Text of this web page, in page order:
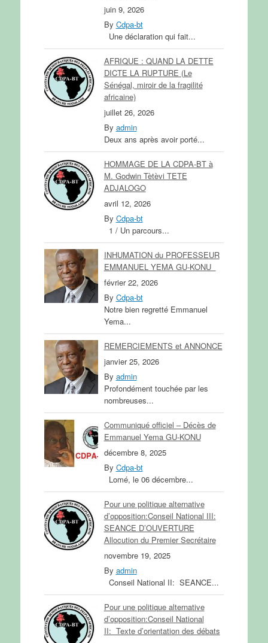
juin 9, 2026
By Cdpa-bt
Une déclaration qui fait...
AFRIQUE : QUAND LA DETTE
DICTE LA RUPTURE (Le
Sénégal, miroir de la fragilité
africaine)
juillet 26, 2026
By admin
Deux ans après avoir porté...
HOMMAGE DE LA CDPA-BT à
M. Godwin Tètèvi TETE
ADJALOGO
avril 12, 2026
By Cdpa-bt
1 / Un parcours...
INHUMATION du PROFESSEUR
EMMANUEL YEMA GU-KONU
février 22, 2026
By Cdpa-bt
Notre bien regretté Emmanuel
Yema...
REMERCIEMENTS et ANNONCE
janvier 25, 2026
By admin
Profondément touchée par les
nombreuses...
Communiqué officiel – Décès de
Emmanuel Yema GU-KONU
décembre 8, 2025
By Cdpa-bt
Lomé, le 06 décembre...
Pour une politique alternative
d’opposition:Conseil National III:
SEANCE D’OUVERTURE
Allocution du Premier Secrétaire
novembre 19, 2025
By admin
Conseil National II: SEANCE...
Pour une politique alternative
d’opposition:Conseil National
II: Texte d’orientation des débats